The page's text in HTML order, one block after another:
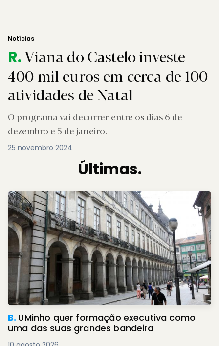
Notícias
R.Viana do Castelo investe
400 mil euros em cerca de 100
atividades de Natal
O programa vai decorrer entre os dias 6 de
dezembro e 5 de janeiro.
25 novembro 2024
Últimas.
B. UMinho quer formação executiva como
uma das suas grandes bandeira